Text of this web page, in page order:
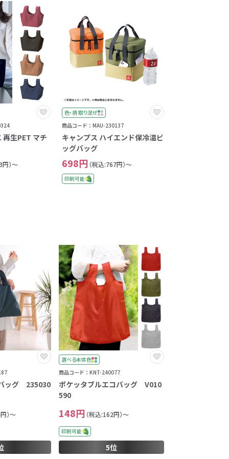
再生PET マチ
円）～
色・柄 取り混ぜ
商品コード：MAU-230137
キャンプス ハイエンド保冷温ビ
ッグバッグ
698円 （税込:767円）～
印刷可能
ッグ 235030
）～
選べる本体色
商品コード：KNT-240077
ポケッタブルエコバッグ V010
590
148円 （税込:162円）～
印刷可能
5位